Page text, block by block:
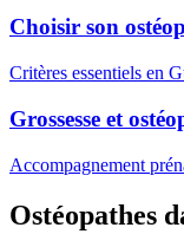
Choisir son
Critères essentiels en
Grossesse et
Accompagnement
Ostéopathes